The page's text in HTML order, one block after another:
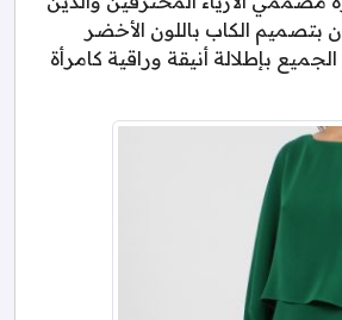
بتصميم الكاب باللون الأخضر
بإطلالة أنيقة وراقية كامرأة